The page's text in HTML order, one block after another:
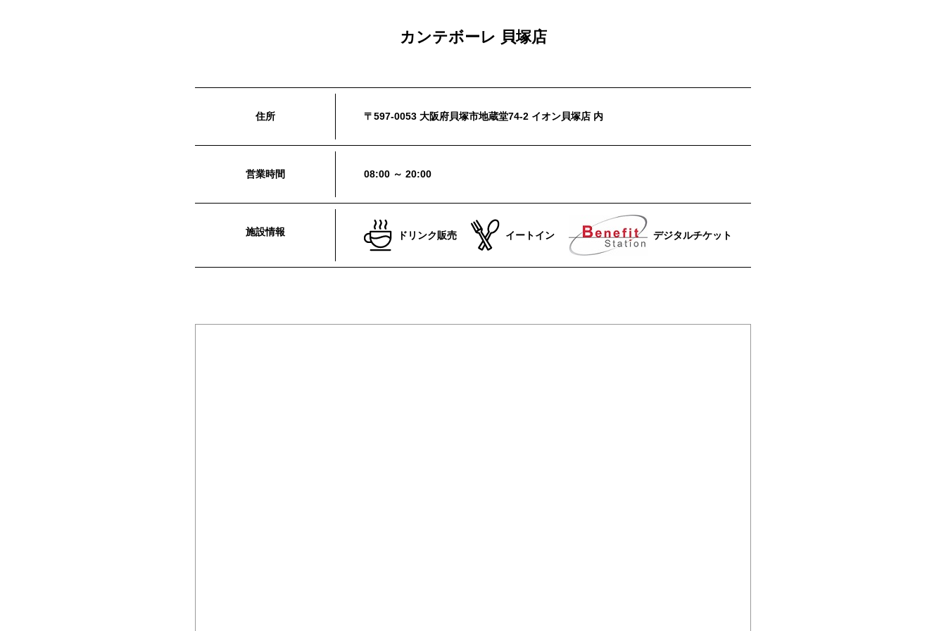
カンテボーレ 貝塚店
住所 〒597-0053 大阪府貝塚市地蔵堂74-2 イオン貝塚店 内
営業時間 08:00 ～ 20:00
施設情報 ドリンク販売 イートイン デジタルチケット